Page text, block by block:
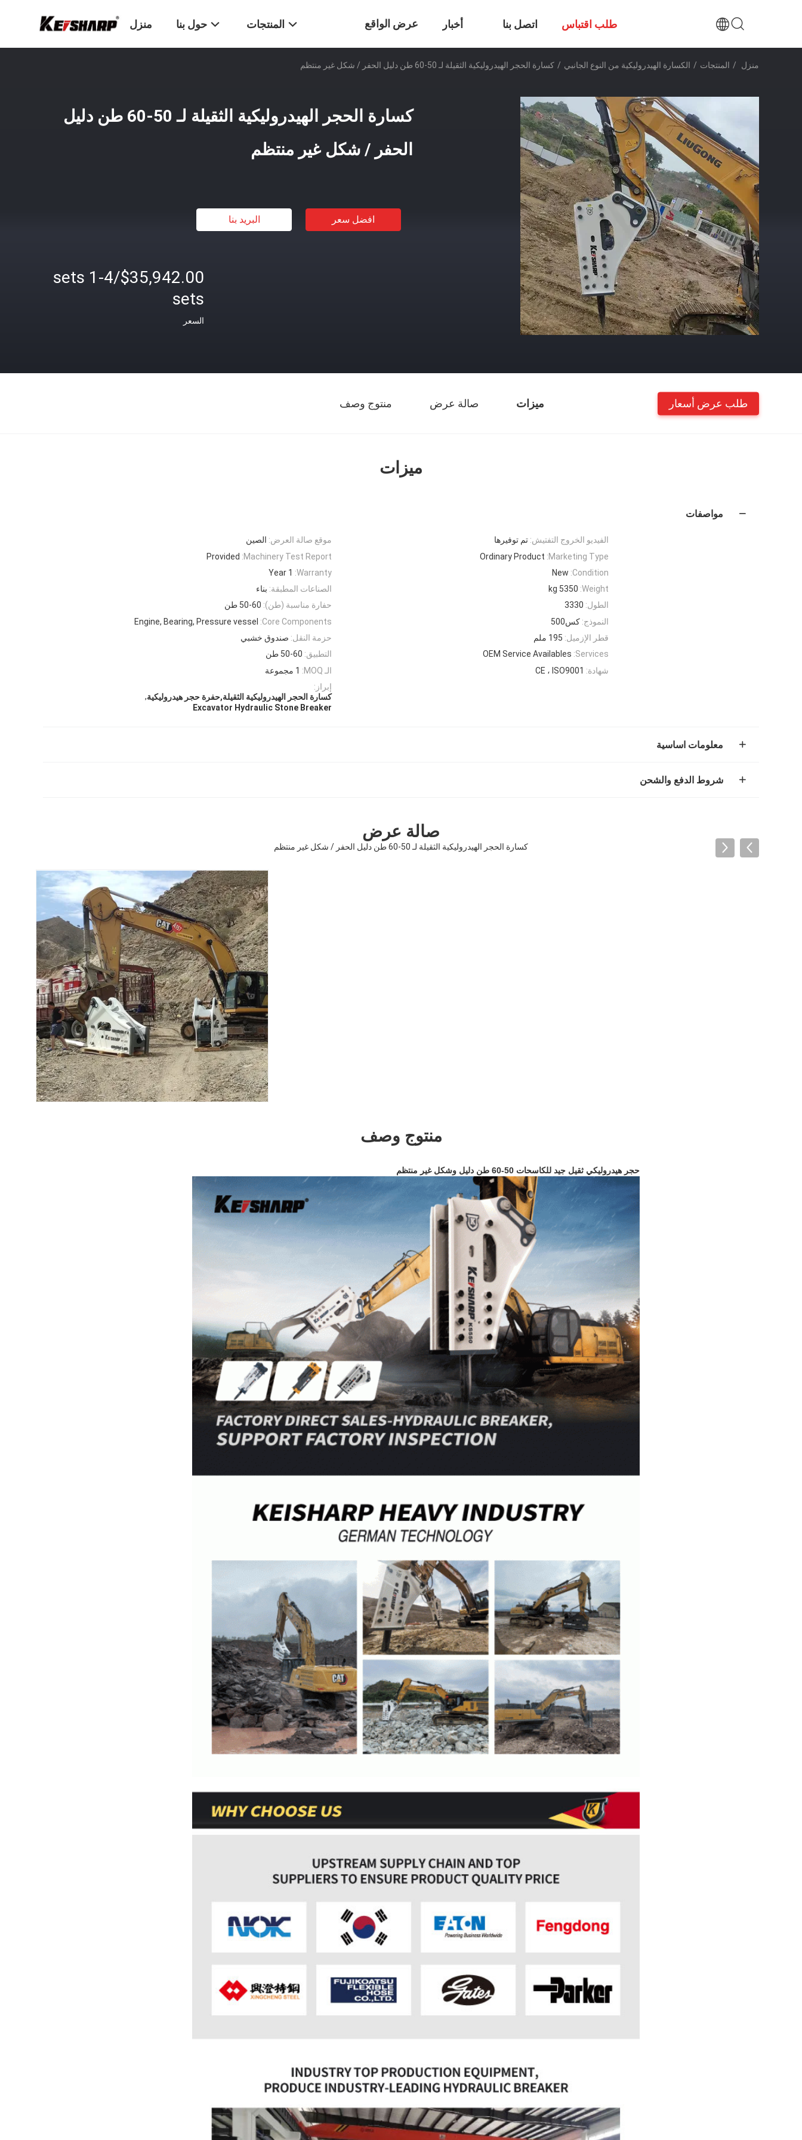
منزل حول بنا المنتجات عرض الواقع
الافتراضي
أخبار اتصل بنا طلب اقتباس
منزل / المنتجات / الكسارة الهيدروليكية من النوع الجانبي / كسارة الحجر الهيدروليكية الثقيلة لـ 50-60 طن دليل الحفر / شكل غير منتظم
كسارة الحجر الهيدروليكية الثقيلة لـ 50-60 طن دليل
الحفر / شكل غير منتظم
افضل سعر البريد بنا
$35,942.00/sets 1-4
sets
السعر
ميزات صالة عرض منتوج وصف طلب عرض أسعار
ميزات
مواصفات
موقع صالة العرض: الصين الفيديو الخروج التفتيش: تم توفيرها
Machinery Test Report:
Provided Marketing Type:
Ordinary Product
Warranty:
1 Year Condition:
New
الصناعات المطبقة: بناء Weight:
5350 kg
حفارة مناسبة (طن): 50-60 طن الطول: 3330
Core Components:
Engine, Bearing, Pressure vessel النموذج: كس500
حزمة النقل: صندوق خشبي قطر الإزميل: 195 ملم
التطبيق: 50-60 طن Services:
OEM Service Availables
الـ MOQ:
1 مجموعة شهادة: CE ، ISO9001
إبراز:
كسارة الحجر الهيدروليكية الثقيلة,حفرة حجر هيدروليكية,
Excavator Hydraulic Stone Breaker
معلومات اساسية
شروط الدفع والشحن
صالة عرض
كسارة الحجر الهيدروليكية الثقيلة لـ 50-60 طن دليل الحفر / شكل غير منتظم
منتوج وصف
حجر هيدروليكي ثقيل جيد للكاسحات 50-60 طن دليل وشكل غير منتظم